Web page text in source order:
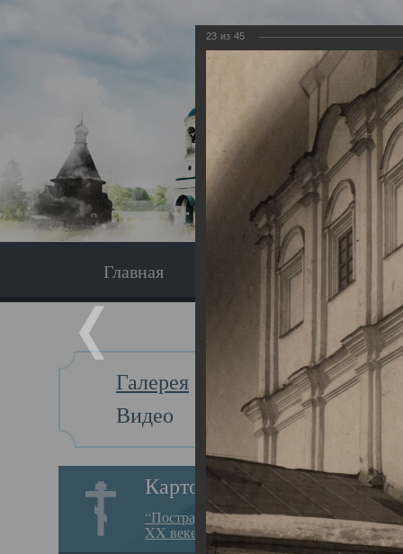
Главная Экскурсия
Галерея
Видео
Картотека
“Пострадавшие за веру в
XX веке на Севере”
Главная
23 из 45